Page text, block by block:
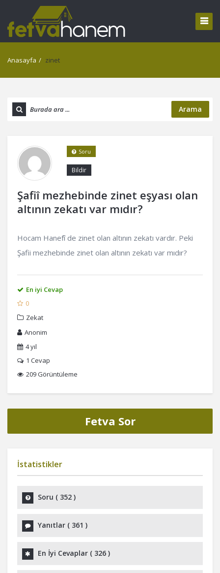
Anasayfa / zinet
Arama
Şafiî mezhebinde zinet eşyası olan
altının zekatı var mıdır?
Bildir
Soru
Hocam Hanefî de zinet olan altının zekatı vardır. Peki
Şafii mezhebinde zinet olan altının zekatı var mıdır?
En iyi Cevap
0
Zekat
Anonim
4 yıl
1 Cevap
209 Görüntüleme
Fetva Sor
İstatistikler
Soru ( 352 )
Yanıtlar ( 361 )
En İyi Cevaplar ( 326 )